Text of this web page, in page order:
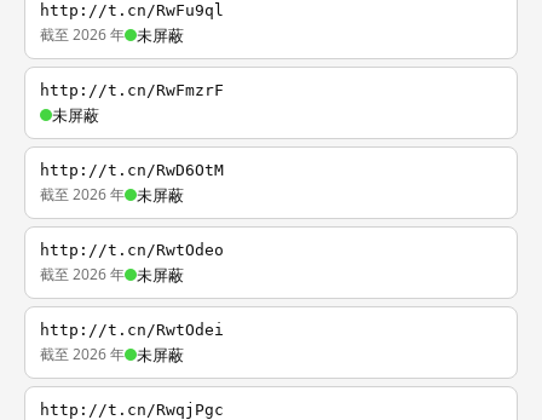
http://t.cn/RwFu9ql
截至 2026 年 未屏蔽
http://t.cn/RwFmzrF
未屏蔽
http://t.cn/RwD6OtM
截至 2026 年 未屏蔽
http://t.cn/RwtOdeo
截至 2026 年 未屏蔽
http://t.cn/RwtOdei
截至 2026 年 未屏蔽
http://t.cn/RwqjPgc